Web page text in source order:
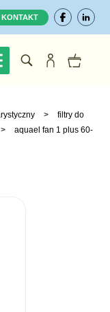
KONTAKT
>
filtry do
>
aquael fan 1 plus 60-